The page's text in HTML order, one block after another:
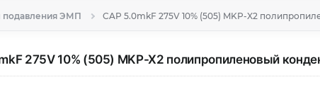
подавления ЭМП CAP 5.0mkF 275V 10% (505) MKP-X2
275V 10% (505) MKP-X2 полипропиленовый